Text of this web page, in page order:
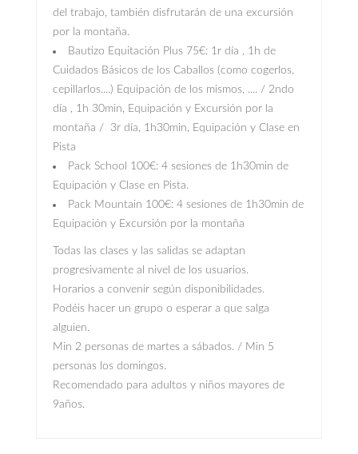
del trabajo, también disfrutarán de una excursión
por la montaña.
Bautizo Equitación Plus 75€: 1r día , 1h de
Cuidados Básicos de los Caballos (como cogerlos,
cepillarlos....) Equipación de los mismos, .... / 2ndo
día , 1h 30min, Equipación y Excursión por la
montaña / 3r día, 1h30min, Equipación y Clase en
Pista
Pack School 100€: 4 sesiones de 1h30min de
Equipación y Clase en Pista.
Pack Mountain 100€: 4 sesiones de 1h30min de
Equipación y Excursión por la montaña
Todas las clases y las salidas se adaptan
progresivamente al nivel de los usuarios.
Horarios a convenir según disponibilidades.
Podéis hacer un grupo o esperar a que salga
alguien.
Min 2 personas de martes a sábados. / Min 5
personas los domingos.
Recomendado para adultos y niños mayores de
9años.